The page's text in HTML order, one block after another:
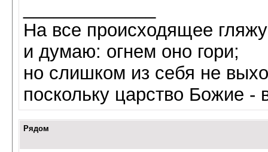
На все происходящее гляжу
и думаю: огнем оно гори;
но слишком из себя не
поскольку царство Божие -
Рядом